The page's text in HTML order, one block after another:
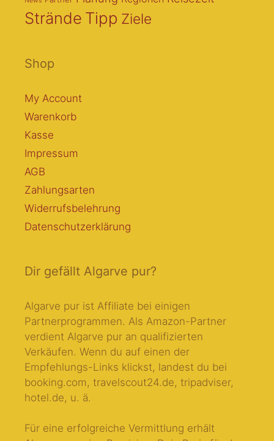
Strände Tipp Ziele
Shop
My Account
Warenkorb
Kasse
Impressum
AGB
Zahlungsarten
Widerrufsbelehrung
Datenschutzerklärung
Dir gefällt Algarve pur?
Algarve pur ist Affiliate bei einigen
Partnerprogrammen. Als Amazon-Partner
verdient Algarve pur an qualifizierten
Verkäufen. Wenn du auf einen der
Empfehlungs-Links klickst, landest du bei
booking.com, travelscout24.de, tripadviser,
hotel.de, u. ä.
Für eine erfolgreiche Vermittlung erhält